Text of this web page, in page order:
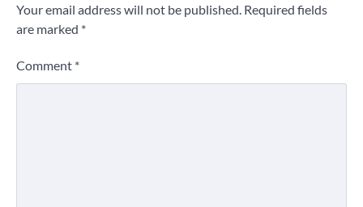
Your email address will not be published. Required fields
are marked *
Comment *